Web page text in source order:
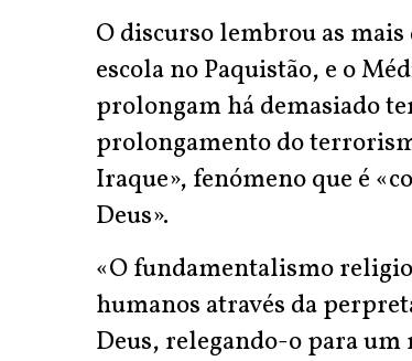
O discurso lembrou as
escola no Paquistão, e o
prolongam há demasiado
prolongamento do
Iraque», fenómeno que é
Deus».
«O fundamentalismo
humanos através da
Deus, relegando-o para